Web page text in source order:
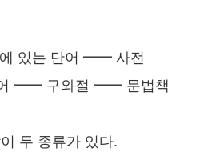
있는 단어 ━━ 사전
━━ 구와절 ━━ 문법책
두 종류가 있다.